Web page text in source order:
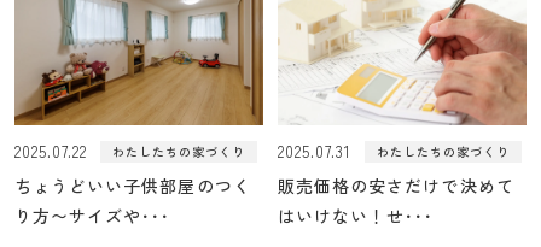
2025.07.22 わたしたちの家づくり
ちょうどいい子供部屋のつく
り方〜サイズや･･･
2025.07.31 わたしたちの家づくり
販売価格の安さだけで決めて
はいけない！せ･･･